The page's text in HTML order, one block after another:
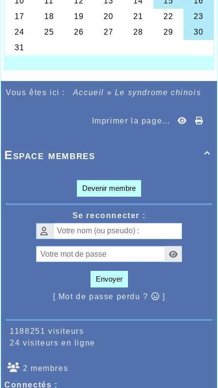
Vous êtes ici : Accueil » Le syndrome chinois
Imprimer la page...

Espace membres
Devenir membre
Se reconnecter :
Envoyer
[ Mot de passe perdu ? ]
1188251 visiteurs
24 visiteurs en ligne
2 membres
Connectés :